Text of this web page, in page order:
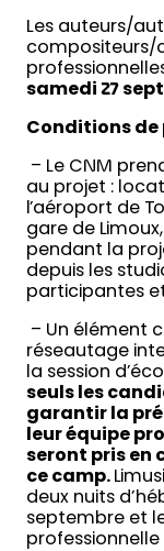
Les auteurs/
compositeurs/
samedi 27
Conditions
– Le CNM
au projet :
l’aéroport de
gare de
pendant la
depuis les
participantes
– Un élément
réseautage
la session
seuls les
garantir la
leur équipe
seront pris en
ce camp.
deux nuits
septembre et
professionnelle